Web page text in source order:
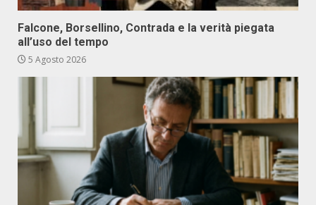
Falcone, Borsellino, Contrada e la verità piegata
all’uso del tempo
5 Agosto 2026